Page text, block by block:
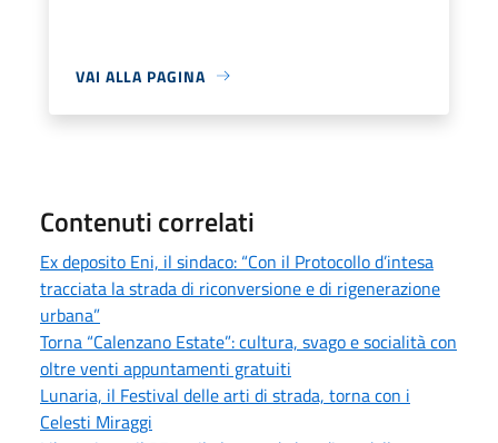
VAI ALLA PAGINA
Contenuti correlati
Ex deposito Eni, il sindaco: “Con il Protocollo d’intesa
tracciata la strada di riconversione e di rigenerazione
urbana”
Torna “Calenzano Estate”: cultura, svago e socialità con
oltre venti appuntamenti gratuiti
Lunaria, il Festival delle arti di strada, torna con i
Celesti Miraggi